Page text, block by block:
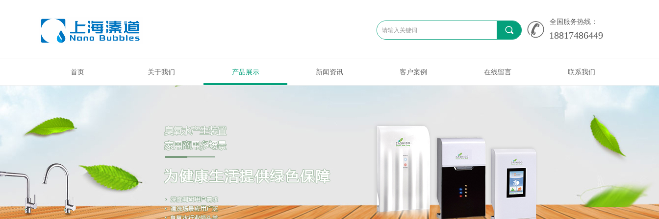
끠
全国服务热线：
18817486449
首页 关于我们 产品展示 新闻资讯 客户案例 在线留言 联系我们